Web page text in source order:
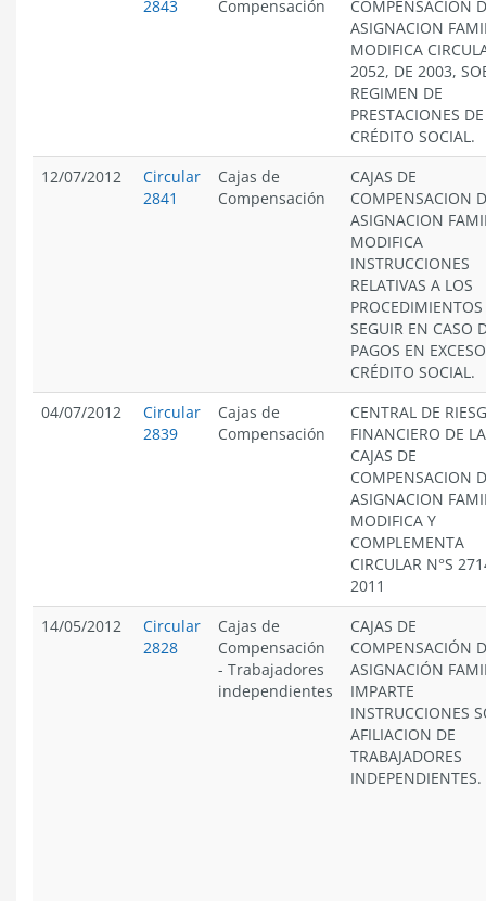
2843 Compensación
COMPENSACION
ASIGNACION
MODIFICA
2052, DE 2003,
REGIMEN DE
PRESTACIONES DE
CRÉDITO SOCIAL.
12/07/2012
Circular
2841
Cajas de
Compensación
CAJAS DE
COMPENSACION
ASIGNACION
MODIFICA
INSTRUCCIONES
RELATIVAS A LOS
SEGUIR EN CASO
PAGOS EN
CRÉDITO SOCIAL.
04/07/2012
Circular
2839
Cajas de
Compensación
CENTRAL DE
FINANCIERO DE
CAJAS DE
COMPENSACION
ASIGNACION
MODIFICA Y
COMPLEMENTA
CIRCULAR N°S
2011
14/05/2012
Circular
2828
Cajas de
Compensación
- Trabajadores
independientes
CAJAS DE
COMPENSACIÓN
ASIGNACIÓN
IMPARTE
INSTRUCCIONES
AFILIACION DE
TRABAJADORES
INDEPENDIENTES.